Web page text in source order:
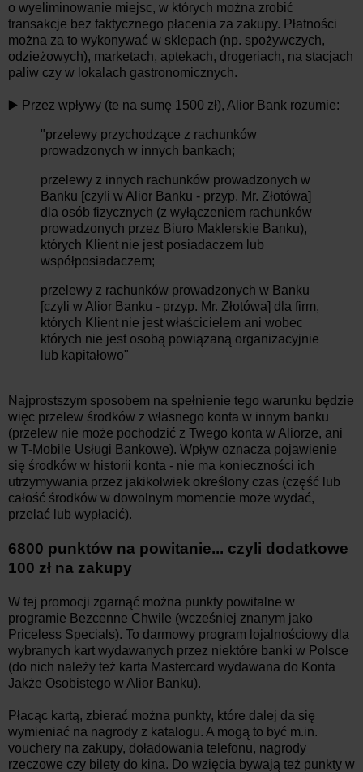
o wyeliminowanie miejsc, w których można zrobić
transakcje bez faktycznego płacenia za zakupy. Płatności
można za to wykonywać w sklepach (np. spożywczych,
odzieżowych), marketach, aptekach, drogeriach, na stacjach
paliw czy w lokalach gastronomicznych.
▶️ Przez wpływy (te na sumę 1500 zł), Alior Bank rozumie:
"przelewy przychodzące z rachunków
prowadzonych w innych bankach;
przelewy z innych rachunków prowadzonych w
Banku [czyli w Alior Banku - przyp. Mr. Złotówa]
dla osób fizycznych (z wyłączeniem rachunków
prowadzonych przez Biuro Maklerskie Banku),
których Klient nie jest posiadaczem lub
współposiadaczem;
przelewy z rachunków prowadzonych w Banku
[czyli w Alior Banku - przyp. Mr. Złotówa] dla firm,
których Klient nie jest właścicielem ani wobec
których nie jest osobą powiązaną organizacyjnie
lub kapitałowo"
Najprostszym sposobem na spełnienie tego warunku będzie
więc przelew środków z własnego konta w innym banku
(przelew nie może pochodzić z Twego konta w Aliorze, ani
w T-Mobile Usługi Bankowe). Wpływ oznacza pojawienie
się środków w historii konta - nie ma konieczności ich
utrzymywania przez jakikolwiek określony czas (część lub
całość środków w dowolnym momencie może wydać,
przelać lub wypłacić).
6800 punktów na powitanie... czyli dodatkowe
100 zł na zakupy
W tej promocji zgarnąć można punkty powitalne w
programie Bezcenne Chwile (wcześniej znanym jako
Priceless Specials). To darmowy program lojalnościowy dla
wybranych kart wydawanych przez niektóre banki w Polsce
(do nich należy też karta Mastercard wydawana do Konta
Jakże Osobistego w Alior Banku).
Płacąc kartą, zbierać można punkty, które dalej da się
wymieniać na nagrody z katalogu. A mogą to być m.in.
vouchery na zakupy, doładowania telefonu, nagrody
rzeczowe czy bilety do kina. Do wzięcia bywają też punkty w